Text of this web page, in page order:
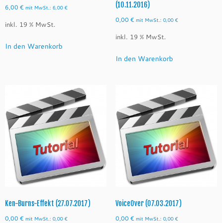
6,00 € mit MwSt.: 6,00 €
inkl. 19 % MwSt.
In den Warenkorb
(10.11.2016)
0,00 € mit MwSt.: 0,00 €
inkl. 19 % MwSt.
In den Warenkorb
Ken-Burns-Effekt (27.07.2017)
0,00 € mit MwSt.: 0,00 €
VoiceOver (07.03.2017)
0,00 € mit MwSt.: 0,00 €